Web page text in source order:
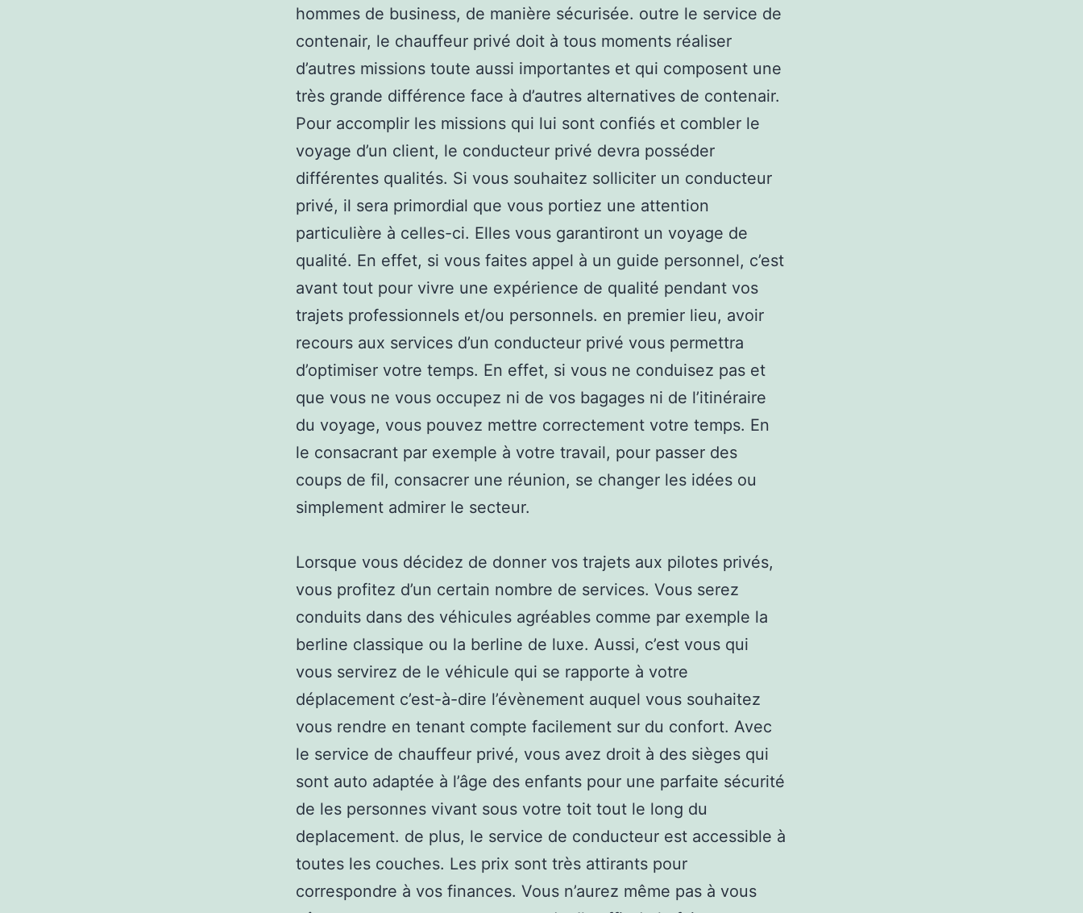
hommes de business, de manière sécurisée. outre le service de
contenair, le chauffeur privé doit à tous moments réaliser
d’autres missions toute aussi importantes et qui composent une
très grande différence face à d’autres alternatives de contenair.
Pour accomplir les missions qui lui sont confiés et combler le
voyage d’un client, le conducteur privé devra posséder
différentes qualités. Si vous souhaitez solliciter un conducteur
privé, il sera primordial que vous portiez une attention
particulière à celles-ci. Elles vous garantiront un voyage de
qualité. En effet, si vous faites appel à un guide personnel, c’est
avant tout pour vivre une expérience de qualité pendant vos
trajets professionnels et/ou personnels. en premier lieu, avoir
recours aux services d’un conducteur privé vous permettra
d’optimiser votre temps. En effet, si vous ne conduisez pas et
que vous ne vous occupez ni de vos bagages ni de l’itinéraire
du voyage, vous pouvez mettre correctement votre temps. En
le consacrant par exemple à votre travail, pour passer des
coups de fil, consacrer une réunion, se changer les idées ou
simplement admirer le secteur.
Lorsque vous décidez de donner vos trajets aux pilotes privés,
vous profitez d’un certain nombre de services. Vous serez
conduits dans des véhicules agréables comme par exemple la
berline classique ou la berline de luxe. Aussi, c’est vous qui
vous servirez de le véhicule qui se rapporte à votre
déplacement c’est-à-dire l’évènement auquel vous souhaitez
vous rendre en tenant compte facilement sur du confort. Avec
le service de chauffeur privé, vous avez droit à des sièges qui
sont auto adaptée à l’âge des enfants pour une parfaite sécurité
de les personnes vivant sous votre toit tout le long du
deplacement. de plus, le service de conducteur est accessible à
toutes les couches. Les prix sont très attirants pour
correspondre à vos finances. Vous n’aurez même pas à vous